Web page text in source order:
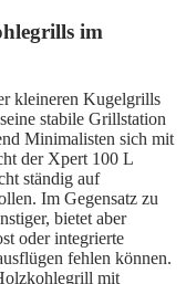
im
kleineren Kugelgrills
stabile Grillstation
Minimalisten sich mit
der Xpert 100 L
ständig auf
Im Gegensatz zu
bietet aber
oder integrierte
fehlen können.
mit